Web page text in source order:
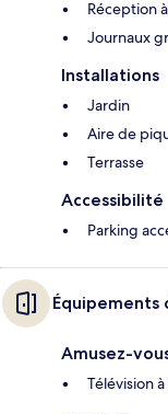
Réception
Journaux
Installations
Jardin
Aire de
Terrasse
Accessibilité
Parking
Équipements
Amusez-
Télévision